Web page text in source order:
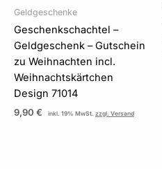
Geldgeschenke
Geschenkschachtel –
Geldgeschenk – Gutschein
zu Weihnachten incl.
Weihnachtskärtchen
Design 71014
9,90 € inkl. 19% MwSt. zzgl. Versand